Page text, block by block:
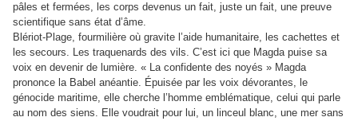
pâles et fermées, les corps devenus un fait, juste un fait, une preuve
scientifique sans état d’âme.
Blériot-Plage, fourmilière où gravite l’aide humanitaire, les cachettes et
les secours. Les traquenards des vils. C’est ici que Magda puise sa
voix en devenir de lumière. « La confidente des noyés » Magda
prononce la Babel anéantie. Épuisée par les voix dévorantes, le
génocide maritime, elle cherche l’homme emblématique, celui qui parle
au nom des siens. Elle voudrait pour lui, un linceul blanc, une mer sans